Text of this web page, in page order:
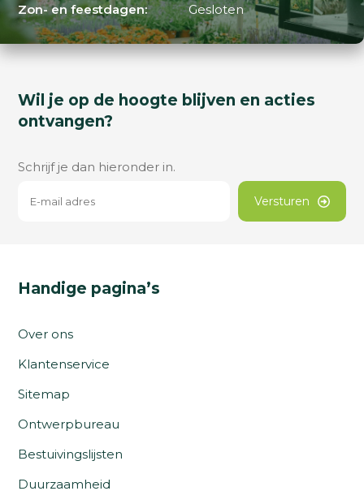
Zon- en feestdagen:
Gesloten
Wil je op de hoogte blijven en acties
ontvangen?
Schrijf je dan hieronder in.
Versturen
Handige pagina’s
Over ons
Klantenservice
Sitemap
Ontwerpbureau
Bestuivingslijsten
Duurzaamheid